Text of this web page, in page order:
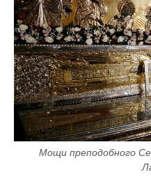
Мощи преподобного